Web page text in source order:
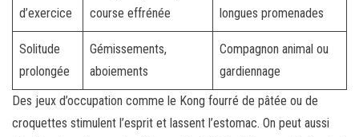
d’exercice
course effrénée
longues promenades
Solitude
prolongée
Gémissements,
aboiements
Compagnon animal ou
gardiennage
Des jeux d’occupation comme le Kong fourré de pâtée ou de
croquettes stimulent l’esprit et lassent l’estomac. On peut aussi